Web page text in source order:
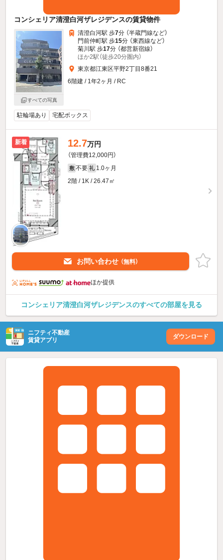
コンシェリア清澄白河ザレジデンスの賃貸物件
すべての写真
清澄白河駅 歩7分 （半蔵門線など）
門前仲町駅 歩15分 （東西線など）
菊川駅 歩17分 （都営新宿線）
ほか2駅（徒歩20分圏内）
東京都江東区平野2丁目8番21
6階建 / 1年2ヶ月 / RC
駐輪場あり 宅配ボックス
新着 12.7万円
（管理費12,000円）
敷 不要 礼 1.0ヶ月
2階 / 1K / 26.47㎡
お問い合わせ （無料）
ほか提供
コンシェリア清澄白河ザレジデンスのすべての部屋を見る
ニフティ不動産
賃貸アプリ
ダウンロード